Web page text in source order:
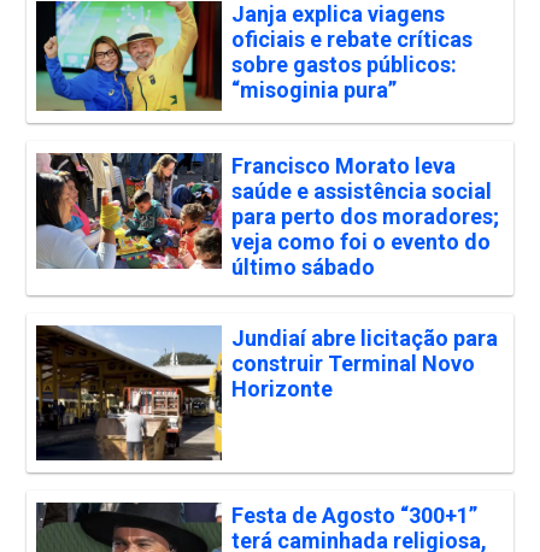
Janja explica viagens
oficiais e rebate críticas
sobre gastos públicos:
“misoginia pura”
Francisco Morato leva
saúde e assistência social
para perto dos moradores;
veja como foi o evento do
último sábado
Jundiaí abre licitação para
construir Terminal Novo
Horizonte
Festa de Agosto “300+1”
terá caminhada religiosa,